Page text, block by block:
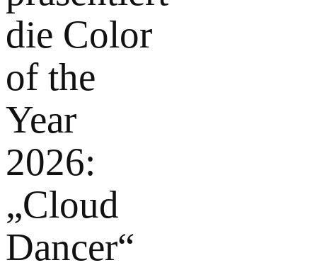
die Color
of the
Year
2026:
„Cloud
Dancer“